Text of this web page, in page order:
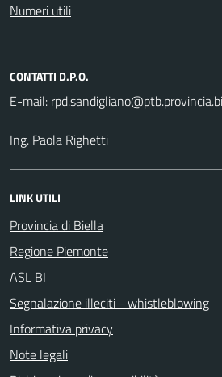
Numeri utili
CONTATTI D.P.O.
E-mail:
Ing. Paola Righetti
LINK UTILI
Provincia di Biella
Regione Piemonte
ASL BI
Segnalazione illeciti - whistleblowing
Informativa privacy
Note legali